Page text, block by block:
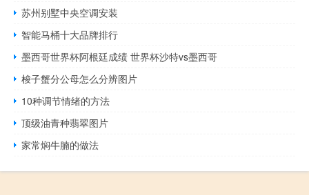
苏州别墅中央空调安装
智能马桶十大品牌排行
墨西哥世界杯阿根廷成绩 世界杯沙特vs墨西哥
梭子蟹分公母怎么分辨图片
10种调节情绪的方法
顶级油青种翡翠图片
家常焖牛腩的做法